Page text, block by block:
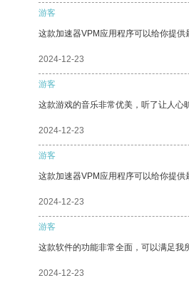
游客
这款加速器VPM应用程序可以给你提供
2024-12-23
游客
这款游戏的音乐非常优美，听了让人心
2024-12-23
游客
这款加速器VPM应用程序可以给你提供
2024-12-23
游客
这款软件的功能非常全面，可以满足我
2024-12-23